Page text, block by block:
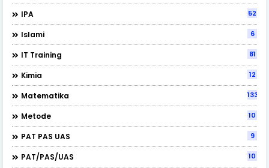
IPA 52
Islami 6
IT Training 81
Kimia 12
Matematika 133
Metode 10
PAT PAS UAS 9
PAT/PAS/UAS 10